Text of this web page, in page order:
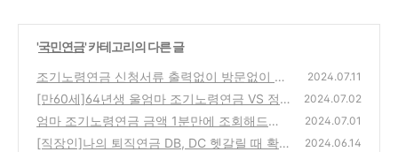
'국민연금' 카테고리의 다른 글
조기노령연금 신청서류 출력없이 방문없이 제
출한 후기(ft.전자문서지갑)
(0)
2024.07.11
[만60세]64년생 울엄마 조기노령연금 VS 정
상연금 금액 비교해보니...
(0)
2024.07.02
엄마 조기노령연금 금액 1분만에 조회해드린
후기(3년 조기 수령시 차이)
(0)
2024.07.01
[직장인]나의 퇴직연금 DB, DC 헷갈릴 때 확
2024.06.14